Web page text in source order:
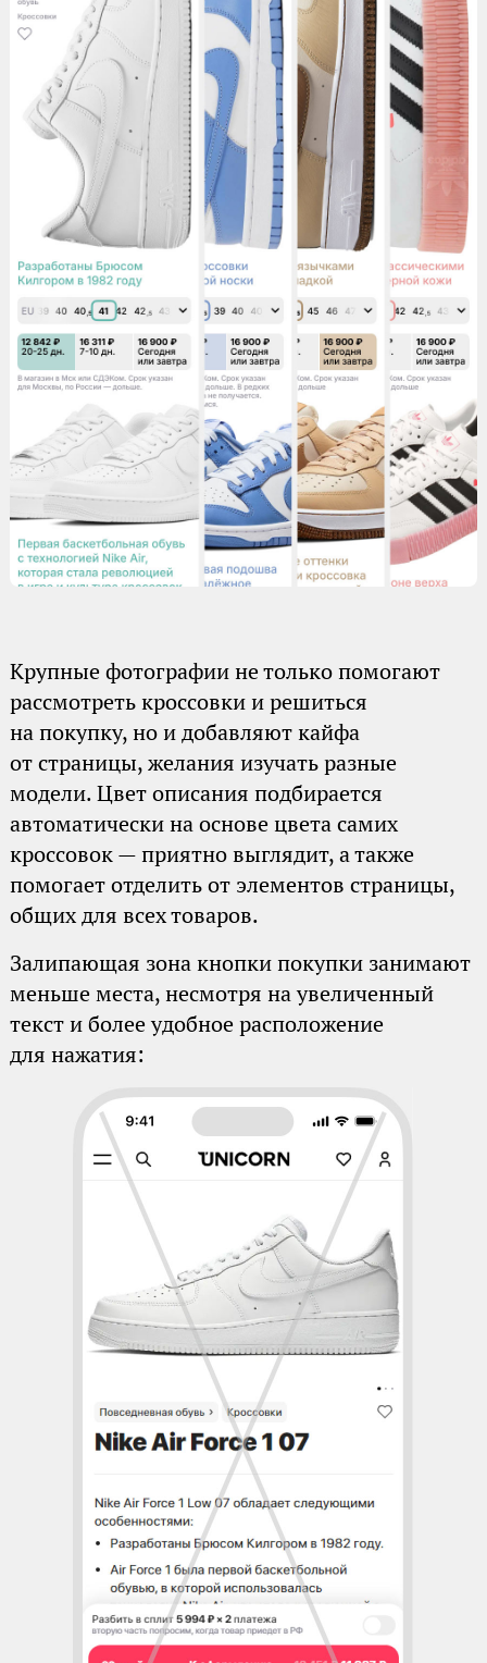
Крупные фотографии не только помогают
рассмотреть кроссовки и решиться
на покупку, но и добавляют кайфа
от страницы, желания изучать разные
модели. Цвет описания подбирается
автоматически на основе цвета самих
кроссовок — приятно выглядит, а также
помогает отделить от элементов страницы,
общих для всех товаров.
Залипающая зона кнопки покупки занимают
меньше места, несмотря на увеличенный
текст и более удобное расположение
для нажатия: